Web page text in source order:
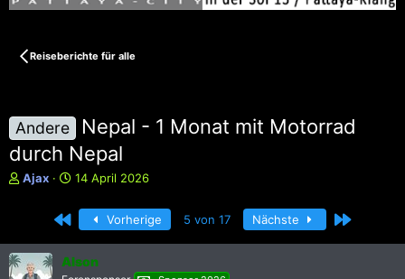
Reiseberichte für alle
Andere
Nepal - 1 Monat mit Motorrad
durch Nepal
E
e
l
Ajax
E
s
e
l
l
14 April 2026
Erste Vorherige 5 von 17 Nächste Letzte
Alson